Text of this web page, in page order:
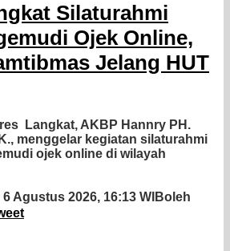
Silaturahmi
Ojek Online,
Jelang HUT
Langkat, AKBP Hannry PH.
menggelar kegiatan silaturahmi
ojek online di wilayah
6 Agustus 2026, 16:13 WIBoleh